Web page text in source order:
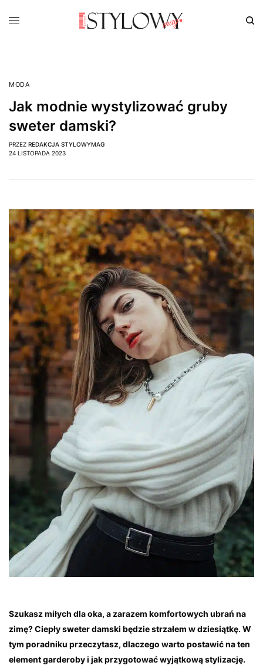
MODA
Jak modnie wystylizować gruby
sweter damski?
PRZEZ REDAKCJA STYLOWYMAG
24 LISTOPADA 2023
Szukasz miłych dla oka, a zarazem komfortowych ubrań na
zimę? Ciepły sweter damski będzie strzałem w dziesiątkę. W
tym poradniku przeczytasz, dlaczego warto postawić na ten
element garderoby i jak przygotować wyjątkową stylizację.